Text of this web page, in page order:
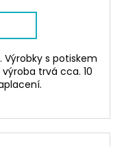
Výrobky s potiskem
trvá cca. 10